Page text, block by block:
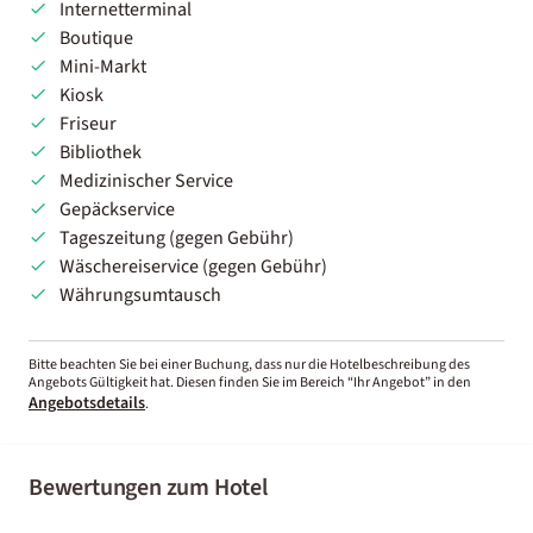
Internetterminal
Boutique
Mini-Markt
Kiosk
Friseur
Bibliothek
Medizinischer Service
Gepäckservice
Tageszeitung (gegen Gebühr)
Wäschereiservice (gegen Gebühr)
Währungsumtausch
Bitte beachten Sie bei einer Buchung, dass nur die Hotelbeschreibung des
Angebots Gültigkeit hat. Diesen finden Sie im Bereich “Ihr Angebot” in den
Angebotsdetails.
Bewertungen zum Hotel